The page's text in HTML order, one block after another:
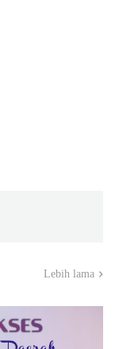
Lebih lama